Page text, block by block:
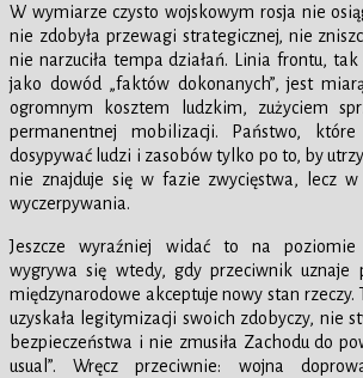
W wymiarze czysto wojskowym rosja nie
nie zdobyła przewagi strategicznej, nie
nie narzuciła tempa działań. Linia frontu, tak
jako dowód „faktów dokonanych”, jest
ogromnym kosztem ludzkim, zużyciem
permanentnej mobilizacji. Państwo,
dosypywać ludzi i zasobów tylko po to, by
nie znajduje się w fazie zwycięstwa, lecz
wyczerpywania.
Jeszcze wyraźniej widać to na poziomie
wygrywa się wtedy, gdy przeciwnik uznaje
międzynarodowe akceptuje nowy stan rzeczy.
uzyskała legitymizacji swoich zdobyczy, nie
bezpieczeństwa i nie zmusiła Zachodu do
usual”. Wręcz przeciwnie: wojna